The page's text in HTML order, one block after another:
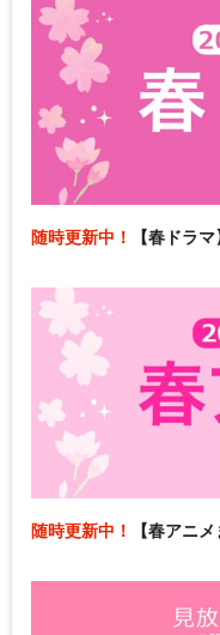
随時更新中！ 【春ドラ
随時更新中！ 【春アニ